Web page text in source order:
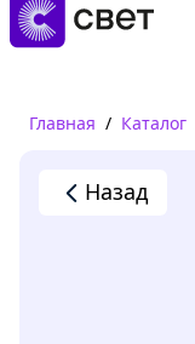
Читать
Главная / Каталог
Назад